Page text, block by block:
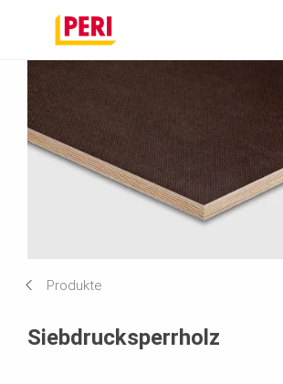
Produkte
Siebdrucksperrholz